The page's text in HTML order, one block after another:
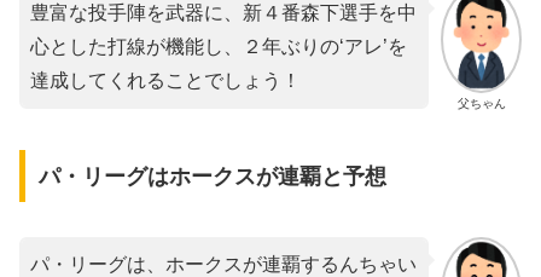
父ちゃん
豊富な投手陣を武器に、新４番森下選手を中
心とした打線が機能し、２年ぶりの‘アレ’を
達成してくれることでしょう！
パ・リーグはホークスが連覇と予想
パ・リーグは、ホークスが連覇するんちゃい